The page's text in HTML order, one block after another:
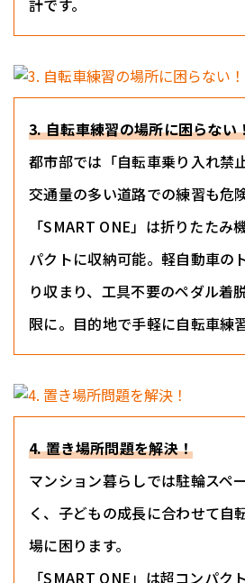
計です。
3. 自転車練習の場所に困らない
都市部では「自転車乗り入れ禁
交通量の多い道路での練習も危険
「SMART ONE」は折りたたみ
パクトに収納可能。軽自動車の
り収まり、工具不要のペダル着
限に。目的地で手軽に自転車練
4. 置き場所問題を解決！
マンション暮らしでは駐輪スペ
く、子どもの成長に合わせて自
場に困ります。
「SMART ONE」は超コンパク